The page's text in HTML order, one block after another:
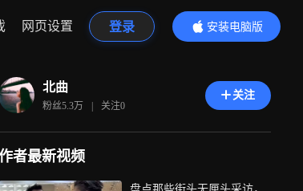
网页设置 登录
安装电脑版
内容更精彩
北曲
粉丝5.3万 | 关注0
关注
者最新视频